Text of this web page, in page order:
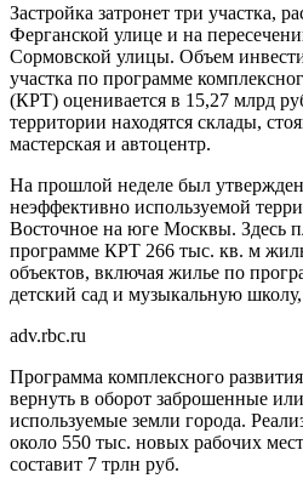
Застройка затронет три участка,
Ферганской улице и на
Сормовской улицы. Объем
участка по программе
(КРТ) оценивается в 15,27 млрд
территории находятся склады,
мастерская и автоцентр.
На прошлой неделе был утвержден
неэффективно используемой
Восточное на юге Москвы. Здесь
программе КРТ 266 тыс. кв. м
объектов, включая жилье по
детский сад и музыкальную школу,
adv.rbc.ru
Программа комплексного
вернуть в оборот заброшенные
используемые земли города.
около 550 тыс. новых рабочих
составит 7 трлн руб.